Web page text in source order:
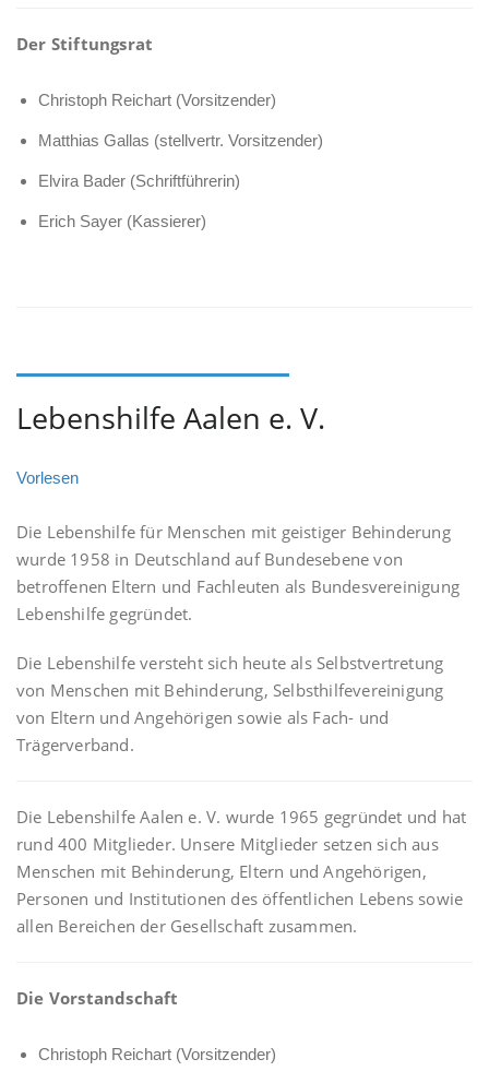
Der Stiftungsrat
Christoph Reichart (Vorsitzender)
Matthias Gallas (stellvertr. Vorsitzender)
Elvira Bader (Schriftführerin)
Erich Sayer (Kassierer)
Lebenshilfe Aalen e. V.
Vorlesen
Die Lebenshilfe für Menschen mit geistiger Behinderung
wurde 1958 in Deutschland auf Bundesebene von
betroffenen Eltern und Fachleuten als Bundesvereinigung
Lebenshilfe gegründet.
Die Lebenshilfe versteht sich heute als Selbstvertretung
von Menschen mit Behinderung, Selbsthilfevereinigung
von Eltern und Angehörigen sowie als Fach- und
Trägerverband.
Die Lebenshilfe Aalen e. V. wurde 1965 gegründet und hat
rund 400 Mitglieder. Unsere Mitglieder setzen sich aus
Menschen mit Behinderung, Eltern und Angehörigen,
Personen und Institutionen des öffentlichen Lebens sowie
allen Bereichen der Gesellschaft zusammen.
Die Vorstandschaft
Christoph Reichart (Vorsitzender)